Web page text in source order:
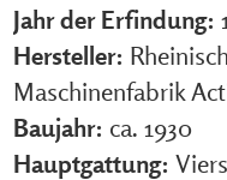
Jahr der Erfindung:
Hersteller:
Maschinenfabrik
Baujahr: ca. 1930
Hauptgattung: